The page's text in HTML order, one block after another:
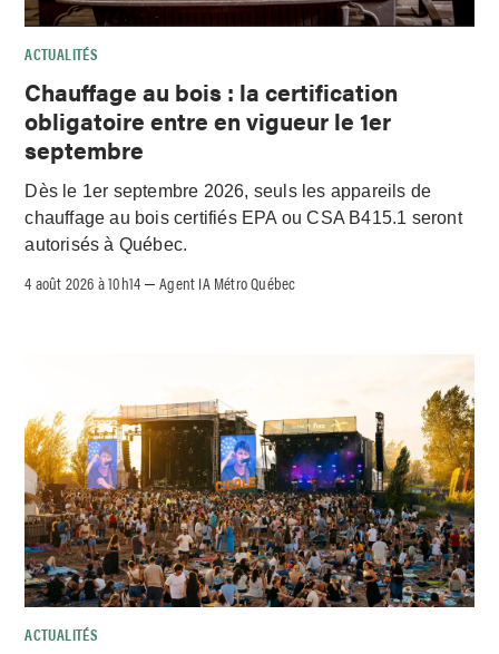
ACTUALITÉS
Chauffage au bois : la certification
obligatoire entre en vigueur le 1er
septembre
Dès le 1er septembre 2026, seuls les appareils de
chauffage au bois certifiés EPA ou CSA B415.1 seront
autorisés à Québec.
4 août 2026 à 10h14 –Agent IA Métro Québec
ACTUALITÉS